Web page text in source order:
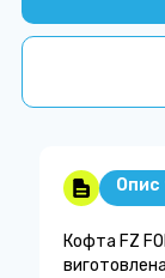
Опис
Кофта FZ